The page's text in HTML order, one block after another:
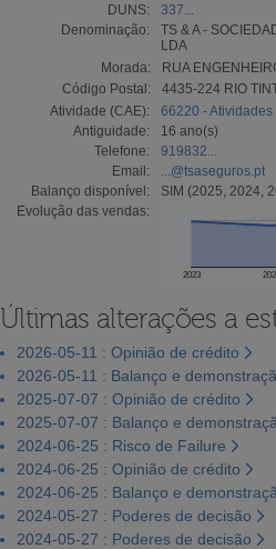
DUNS:
337...
Denominação:
TS & A -
LDA
Morada:
RUA
Código Postal:
4435-224 RIO
Atividade (CAE):
66220 -
Antiguidade:
16 ano(s)
Telefone:
919832...
Email:
...@tsaseguros.pt
Balanço disponível:
SIM (2025, 2024,
Evolução das vendas:
2023
Últimas alterações a
2026-05-11 : Opinião de crédito
2026-05-11 : Balanço e
2025-07-07 : Opinião de crédito
2025-07-07 : Balanço e
2024-06-25 : Risco de Failure
2024-06-25 : Opinião de crédito
2024-06-25 : Balanço e
2024-05-27 : Poderes de decisão
2024-05-27 : Poderes de decisão